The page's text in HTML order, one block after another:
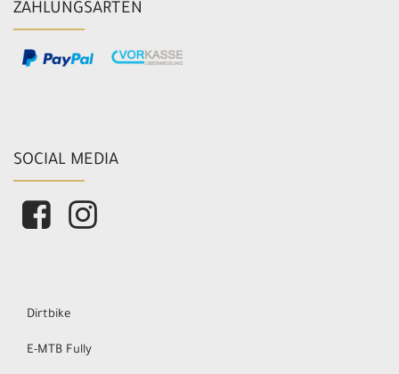
ZAHLUNGSARTEN
SOCIAL MEDIA
Dirtbike
E-MTB Fully